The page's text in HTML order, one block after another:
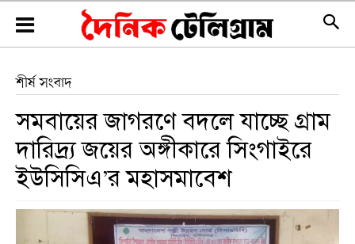
শীর্ষ সংবাদ
সমবায়ের জাগরণে বদলে যাচ্ছে গ্রাম
দারিদ্র্য জয়ের অঙ্গীকারে সিংগাইরে
ইউসিসিএ’র মহাসমাবেশ